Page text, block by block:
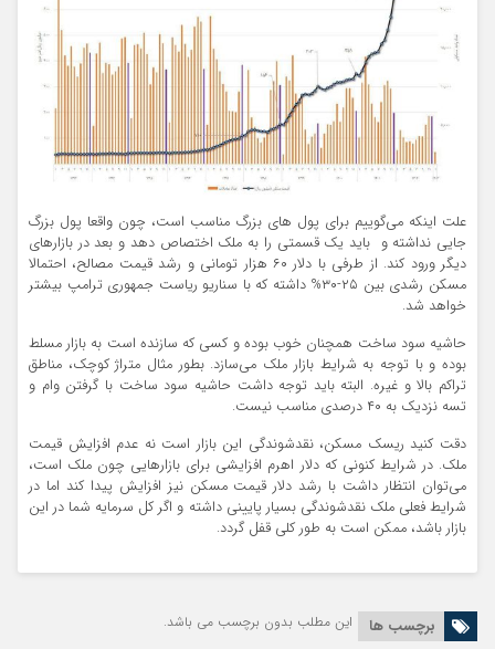
علت اینکه می‌گوییم برای پول های بزرگ مناسب است، چون واقعا پول بزرگ
جایی نداشته و باید یک قسمتی را به ملک اختصاص دهد و بعد در بازارهای
دیگر ورود کند. از طرفی با دلار ۶۰ هزار تومانی و رشد قیمت مصالح، احتمالا
مسکن رشدی بین ۲۵-۳۰% داشته که با سناریو ریاست جمهوری ترامپ بیشتر
خواهد شد.
حاشیه سود ساخت همچنان خوب بوده و کسی که سازنده است به بازار مسلط
بوده و با توجه به شرایط بازار ملک می‌سازد. بطور مثال متراژ کوچک، مناطق
تراکم بالا و غیره. البته باید توجه داشت حاشیه سود ساخت با گرفتن وام و
تسه نزدیک به ۴۰ درصدی مناسب نیست.
دقت کنید ریسک مسکن، نقدشوندگی این بازار است نه عدم افزایش قیمت
ملک. در شرایط کنونی که دلار اهرم افزایشی برای بازارهایی چون ملک است،
می‌توان انتظار داشت با رشد دلار قیمت مسکن نیز افزایش پیدا کند اما در
شرایط فعلی ملک نقدشوندگی بسیار پایینی داشته و اگر کل سرمایه شما در این
بازار باشد، ممکن است به طور کلی قفل گردد.
برچسب ها این مطلب بدون برچسب می باشد.